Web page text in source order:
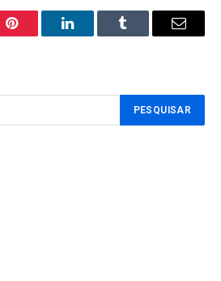
Pinterest LinkedInTumblr Email